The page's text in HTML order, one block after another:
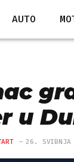
AUTO
u
26. SVIBNJA